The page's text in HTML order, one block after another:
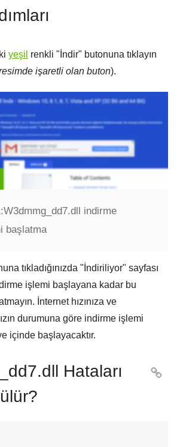
yeşil renkli " İndir" butonuna tıklayın
işaretli olan buton).
W3dmmg_dd7.dll indirme
başlatma
tıkladığınızda " İndiriliyor" sayfası
işlemi başlayana kadar bu
İnternet hızınıza ve
durumuna göre indirme işlemi
içinde başlayacaktır.
Hataları
